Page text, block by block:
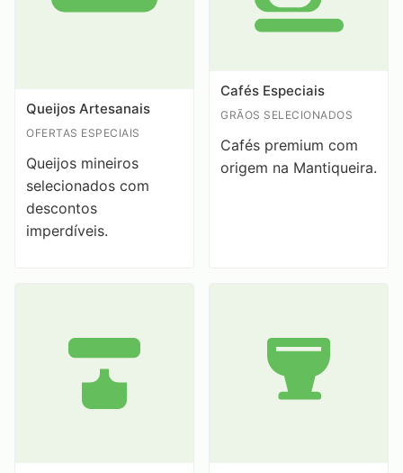
Queijos Artesanais
OFERTAS ESPECIAIS
Queijos mineiros
selecionados com
descontos
imperdíveis.
Cafés Especiais
GRÃOS SELECIONADOS
Cafés premium com
origem na Mantiqueira.